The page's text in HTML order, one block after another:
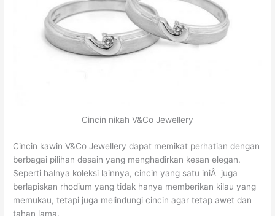
Cincin nikah V&Co Jewellery
Cincin kawin V&Co Jewellery dapat memikat perhatian dengan
berbagai pilihan desain yang menghadirkan kesan elegan.
Seperti halnya koleksi lainnya, cincin yang satu iniÂ juga
berlapiskan rhodium yang tidak hanya memberikan kilau yang
memukau, tetapi juga melindungi cincin agar tetap awet dan
tahan lama.